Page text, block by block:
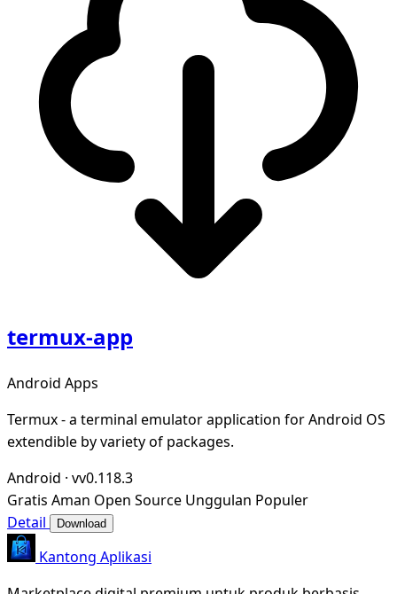
termux-app
Android Apps
Termux - a terminal emulator application for Android OS
extendible by variety of packages.
Android · vv0.118.3
Gratis Aman Open Source Unggulan Populer
Detail
Download
Kantong Aplikasi